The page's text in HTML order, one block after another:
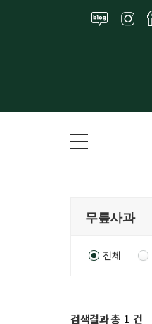
전체
검색결과 총 1 건